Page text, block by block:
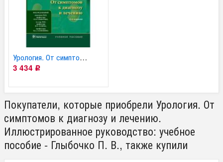
Урология. От симптомов...
3 434 Р
Покупатели, которые приобрели Урология. От
симптомов к диагнозу и лечению.
Иллюстрированное руководство: учебное
пособие - Глыбочко П. В., также купили